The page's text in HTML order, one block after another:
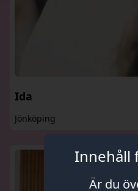
Ida
Jönköping
Innehåll
Är du